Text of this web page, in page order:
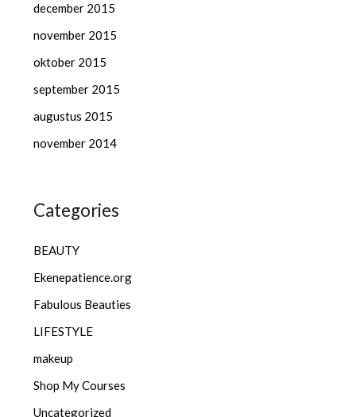
december 2015
november 2015
oktober 2015
september 2015
augustus 2015
november 2014
Categories
BEAUTY
Ekenepatience.org
Fabulous Beauties
LIFESTYLE
makeup
Shop My Courses
Uncategorized